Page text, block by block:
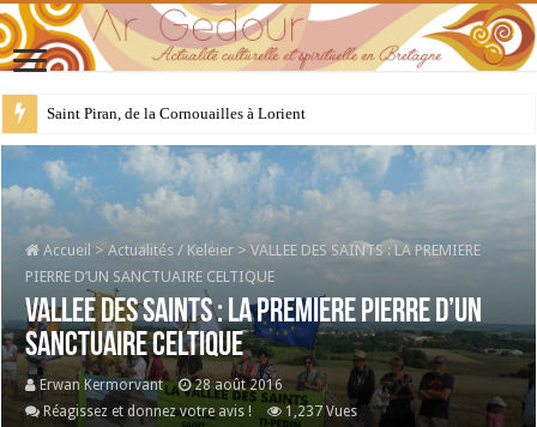
28 juillet : Saint Samson de Dol, père de la Bretagne chrétienne
Accueil > Actualités / Keleier > VALLEE DES SAINTS : LA PREMIERE
PIERRE D’UN SANCTUAIRE CELTIQUE
VALLEE DES SAINTS : LA PREMIERE PIERRE D’UN
SANCTUAIRE CELTIQUE
Erwan Kermorvant
28 août 2016
Réagissez et donnez votre avis !
1,237 Vues